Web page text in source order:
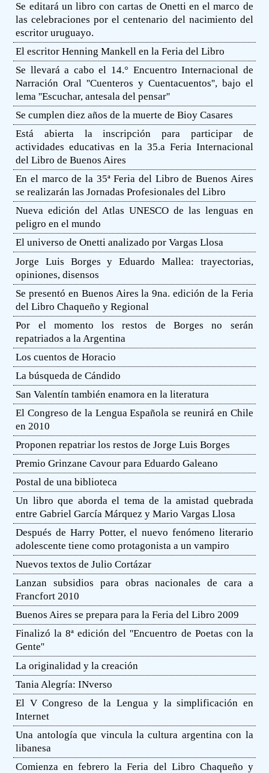
Se editará un libro con cartas de Onetti en el marco de
las celebraciones por el centenario del nacimiento del
escritor uruguayo.
El escritor Henning Mankell en la Feria del Libro
Se llevará a cabo el 14.° Encuentro Internacional de
Narración Oral ''Cuenteros y Cuentacuentos'', bajo el
lema ''Escuchar, antesala del pensar''
Se cumplen diez años de la muerte de Bioy Casares
Está abierta la inscripción para participar de
actividades educativas en la 35.a Feria Internacional
del Libro de Buenos Aires
En el marco de la 35ª Feria del Libro de Buenos Aires
se realizarán las Jornadas Profesionales del Libro
Nueva edición del Atlas UNESCO de las lenguas en
peligro en el mundo
El universo de Onetti analizado por Vargas Llosa
Jorge Luis Borges y Eduardo Mallea: trayectorias,
opiniones, disensos
Se presentó en Buenos Aires la 9na. edición de la Feria
del Libro Chaqueño y Regional
Por el momento los restos de Borges no serán
repatriados a la Argentina
Los cuentos de Horacio
La búsqueda de Cándido
San Valentín también enamora en la literatura
El Congreso de la Lengua Española se reunirá en Chile
en 2010
Proponen repatriar los restos de Jorge Luis Borges
Premio Grinzane Cavour para Eduardo Galeano
Postal de una biblioteca
Un libro que aborda el tema de la amistad quebrada
entre Gabriel García Márquez y Mario Vargas Llosa
Después de Harry Potter, el nuevo fenómeno literario
adolescente tiene como protagonista a un vampiro
Nuevos textos de Julio Cortázar
Lanzan subsidios para obras nacionales de cara a
Francfort 2010
Buenos Aires se prepara para la Feria del Libro 2009
Finalizó la 8ª edición del ''Encuentro de Poetas con la
Gente''
La originalidad y la creación
Tania Alegría: INverso
El V Congreso de la Lengua y la simplificación en
Internet
Una antología que vincula la cultura argentina con la
libanesa
Comienza en febrero la Feria del Libro Chaqueño y